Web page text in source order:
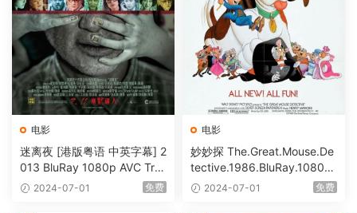
电影
迷离夜 [港版粤语 中英字幕] 2
013 BluRay 1080p AVC Tru
eHD5.1 [BDISO 22.64GB]
2024-07-01 免费
电影
妙妙探 The.Great.Mouse.De
tective.1986.BluRay.1080p.
AVC.DTS-HD.MA.5.1-HDHo
2024-07-01 免费